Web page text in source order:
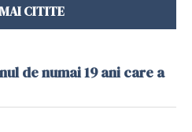
CITITE
de numai 19 ani care a